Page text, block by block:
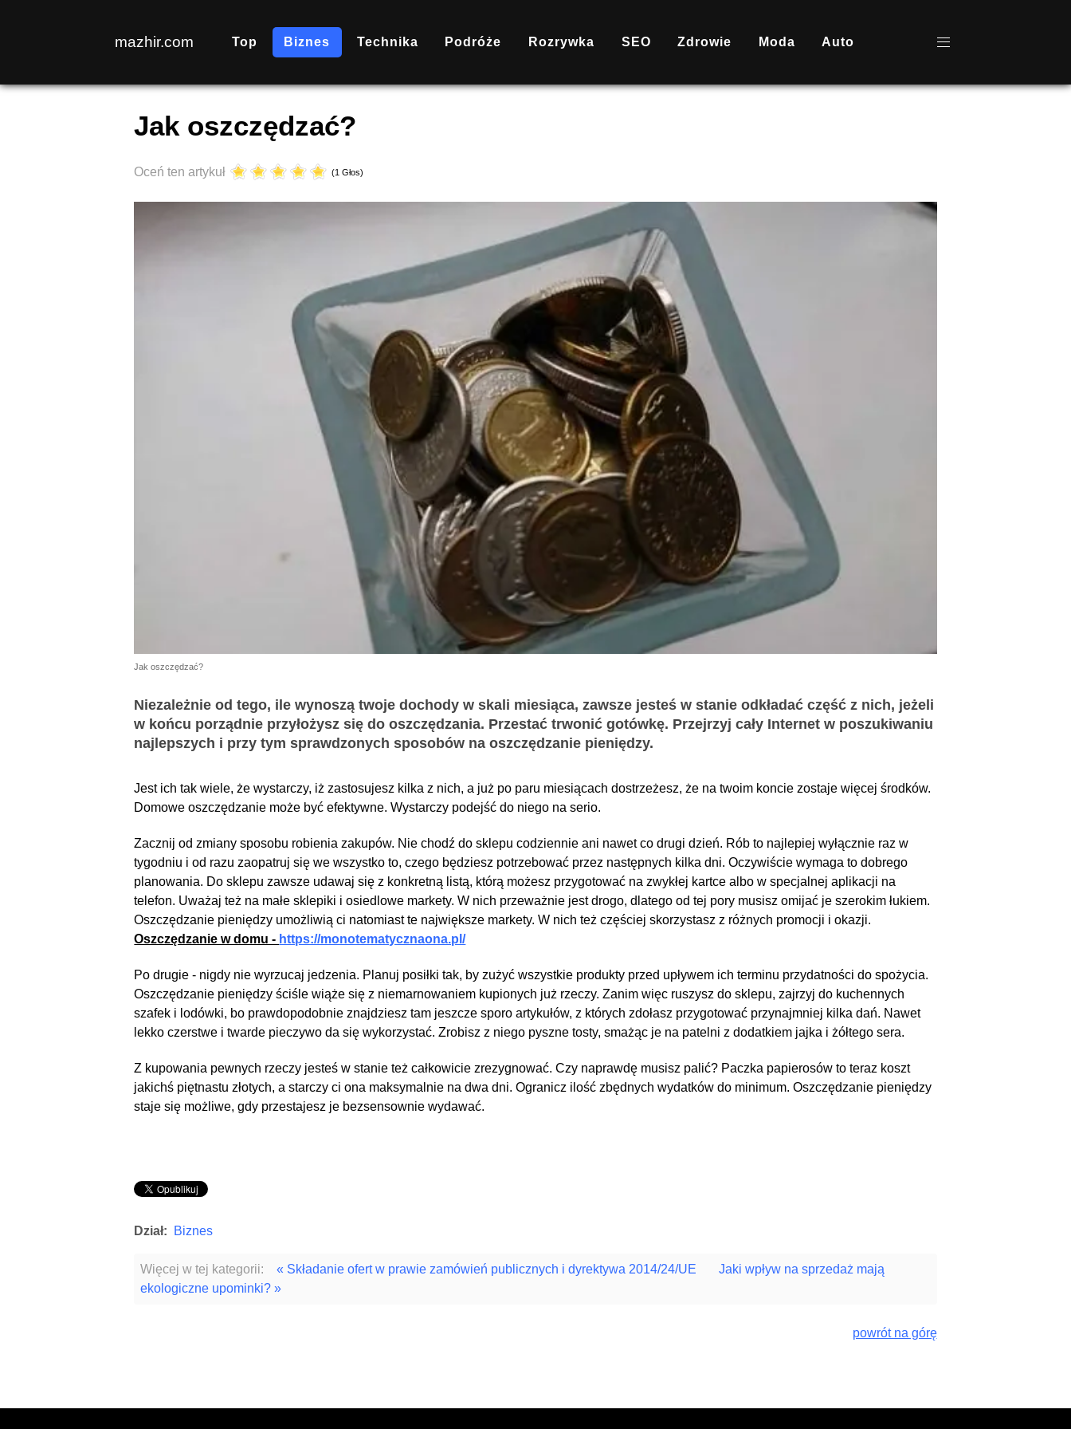
mazhir.com Top Biznes Technika Podróże Rozrywka SEO Zdrowie Moda Auto
Jak oszczędzać?
Oceń ten artykuł (1 Głos)
Jak oszczędzać?
Niezależnie od tego, ile wynoszą twoje dochody w skali miesiąca, zawsze jesteś w stanie odkładać część z nich, jeżeli
w końcu porządnie przyłożysz się do oszczędzania. Przestać trwonić gotówkę. Przejrzyj cały Internet w poszukiwaniu
najlepszych i przy tym sprawdzonych sposobów na oszczędzanie pieniędzy.
Jest ich tak wiele, że wystarczy, iż zastosujesz kilka z nich, a już po paru miesiącach dostrzeżesz, że na twoim koncie zostaje więcej środków.
Domowe oszczędzanie może być efektywne. Wystarczy podejść do niego na serio.
Zacznij od zmiany sposobu robienia zakupów. Nie chodź do sklepu codziennie ani nawet co drugi dzień. Rób to najlepiej wyłącznie raz w
tygodniu i od razu zaopatruj się we wszystko to, czego będziesz potrzebować przez następnych kilka dni. Oczywiście wymaga to dobrego
planowania. Do sklepu zawsze udawaj się z konkretną listą, którą możesz przygotować na zwykłej kartce albo w specjalnej aplikacji na
telefon. Uważaj też na małe sklepiki i osiedlowe markety. W nich przeważnie jest drogo, dlatego od tej pory musisz omijać je szerokim łukiem.
Oszczędzanie pieniędzy umożliwią ci natomiast te największe markety. W nich też częściej skorzystasz z różnych promocji i okazji.
Oszczędzanie w domu - https://monotematycznaona.pl/
Po drugie - nigdy nie wyrzucaj jedzenia. Planuj posiłki tak, by zużyć wszystkie produkty przed upływem ich terminu przydatności do spożycia.
Oszczędzanie pieniędzy ściśle wiąże się z niemarnowaniem kupionych już rzeczy. Zanim więc ruszysz do sklepu, zajrzyj do kuchennych
szafek i lodówki, bo prawdopodobnie znajdziesz tam jeszcze sporo artykułów, z których zdołasz przygotować przynajmniej kilka dań. Nawet
lekko czerstwe i twarde pieczywo da się wykorzystać. Zrobisz z niego pyszne tosty, smażąc je na patelni z dodatkiem jajka i żółtego sera.
Z kupowania pewnych rzeczy jesteś w stanie też całkowicie zrezygnować. Czy naprawdę musisz palić? Paczka papierosów to teraz koszt
jakichś piętnastu złotych, a starczy ci ona maksymalnie na dwa dni. Ogranicz ilość zbędnych wydatków do minimum. Oszczędzanie pieniędzy
staje się możliwe, gdy przestajesz je bezsensownie wydawać.
Dział: Biznes
Więcej w tej kategorii: « Składanie ofert w prawie zamówień publicznych i dyrektywa 2014/24/UE
Jaki wpływ na sprzedaż mają
ekologiczne upominki? »
powrót na górę